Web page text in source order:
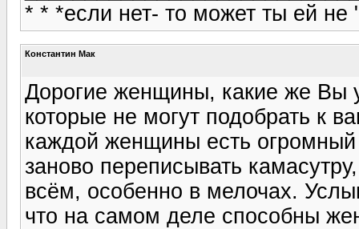
* * *если нет- то может ты ей не
Константин Мак
Дорогие женщины, какие же Вы
которые не могут подобрать к
каждой женщины есть
заново переписывать
всём, особенно в мелочах.
что на самом деле способны